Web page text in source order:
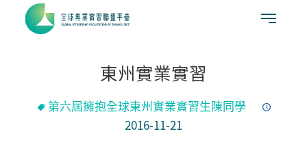
東州實業實習
第六屆擁抱全球東州實業實習生陳同學
2016-11-21